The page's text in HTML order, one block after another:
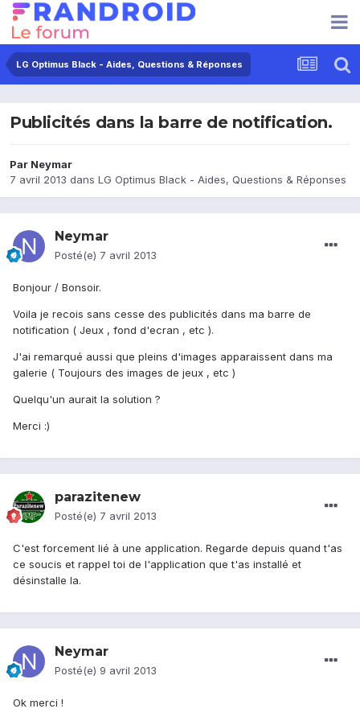
LG Optimus Black - Aides, Questions & Réponses
Publicités dans la barre de notification.
Par Neymar
7 avril 2013 dans LG Optimus Black - Aides, Questions & Réponses
Neymar
Posté(e) 7 avril 2013
Bonjour / Bonsoir.
Voila je recois sans cesse des publicités dans ma barre de
notification ( Jeux , fond d'ecran , etc ).
J'ai remarqué aussi que pleins d'images apparaissent dans ma
galerie ( Toujours des images de jeux , etc )
Quelqu'un aurait la solution ?
Merci :)
parazitenew
Posté(e) 7 avril 2013
C'est forcement lié à une application. Regarde depuis quand t'as
ce soucis et rappel toi de l'application que t'as installé et
désinstalle la.
Neymar
Posté(e) 9 avril 2013
Ok merci !